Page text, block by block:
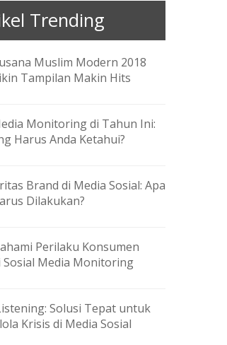
Trending
Muslim Modern 2018
Tampilan Makin Hits
Monitoring di Tahun Ini:
Harus Anda Ketahui?
Brand di Media Sosial: Apa
Dilakukan?
Perilaku Konsumen
Sosial Media Monitoring
Solusi Tepat untuk
Krisis di Media Sosial